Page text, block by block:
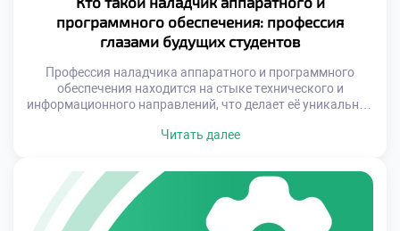
программного обеспечения: профессия
глазами будущих студентов
Профессия наладчика аппаратного и программного
обеспечения находится на стыке технического и
информационного направлений, что делает её уникальной
устройства и устраняют сбои, но и оптимизируют их
производительности. Это требует глубоких знаний как в
области электроники, так и в сфере программирования.
Для будущих студентов выбор этой […]
Читать далее